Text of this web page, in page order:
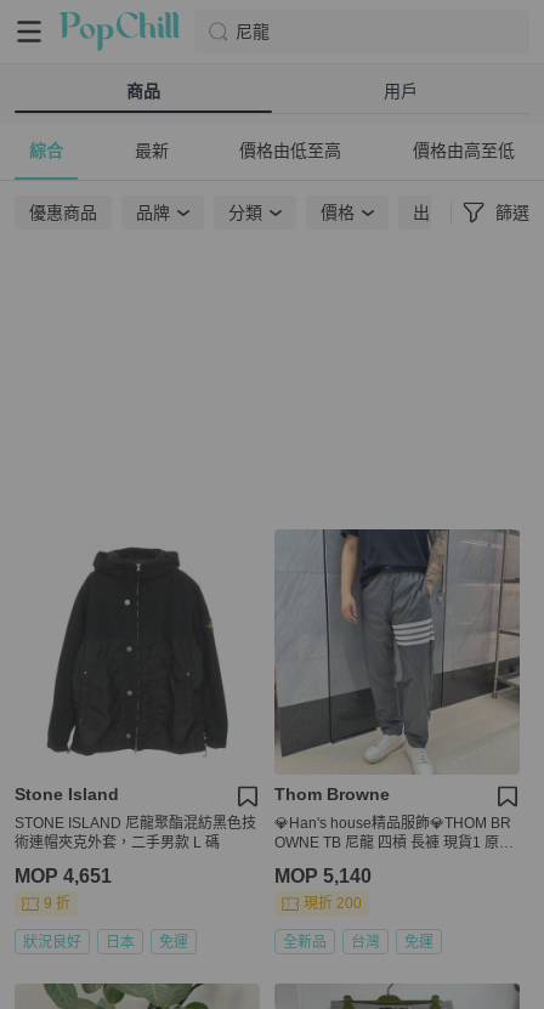
尼龍
商品 用戶
綜合 最新 價格由低至高 價格由高至低
優惠商品 品牌 分類 價格 出貨地點 篩選
Stone Island
STONE ISLAND 尼龍聚酯混紡黑色技
術連帽夾克外套，二手男款 L 碼
MOP 4,651
9 折
狀況良好 日本 免運
Thom Browne
💎Han's house精品服飾💎THOM BR
OWNE TB 尼龍 四槓 長褲 現貨1 原價
MOP 5,140
現折 200
全新品 台灣 免運